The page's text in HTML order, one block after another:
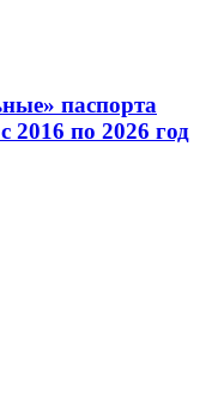
паспорта
2016 по 2026 год